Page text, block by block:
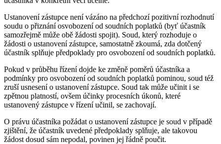
Ustanovení zástupce není vázáno na předchozí pozitivní rozhodnutí
soudu o přiznání osvobození od soudních poplatků (byť účastník
samozřejmě může obě žádosti spojit). Soud, který rozhoduje o
žádosti o ustanovení zástupce, samostatně zkoumá, zda dotčený
účastník splňuje předpoklady pro osvobození od soudních poplatků.
Pokud v průběhu řízení dojde ke změně poměrů účastníka a
podmínky pro osvobození od soudních poplatků pominou, soud též
zruší usnesení o ustanovení zástupce. Soud tak může učinit i se
zpětnou platností, ovšem účinky procesních úkonů, které
ustanovený zástupce v řízení učinil, se zachovají.
O právu účastníka požádat o ustanovení zástupce je soud v případě
zjištění, že účastník uvedené předpoklady splňuje, ale takovou
žádost dosud sám nepodal, povinen jej řádně poučit.